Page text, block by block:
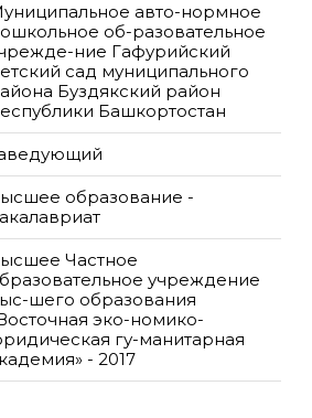
авто-нормное
об-разовательное
ние Гафурийский
сад муниципального
Буздякский район
Башкортостан
образование -
Частное
учреждение
шего образования
эко-номико-
гу-манитарная
- 2017